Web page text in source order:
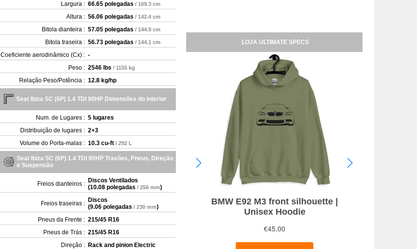
Largura : 66.65 polegadas / 169.3 cm
Altura : 56.06 polegadas / 142.4 cm
Bitola dianteira : 57.05 polegadas / 144.9 cm
Bitola traseira : 56.73 polegadas / 144.1 cm
Coeficiente aerodinâmico (Cx) : -
Peso : 2546 lbs / 1155 kg
Relação Peso/Potência : 12.8 kg/hp
Seat Ibiza SC (6P) 1.4 TDI 90HP Dimensões do interior
Num. de Lugares : 5 lugares
Distribuição de lugares : 2+3
Volume do Porta-malas : 10.3 cu-ft / 292 L
Seat Ibiza SC (6P) 1.4 TDI 90HP Travões, Pneus, Direção
e Suspensão
Freios dianteiros : Discos Ventilados
(10.08 polegadas / 256 mm)
Freios traseiras : Discos
(9.06 polegadas / 230 mm)
Pneus da Frente : 215/45 R16
Pneus de Trás : 215/45 R16
Direção : Rack and pinion Electric
LOJA ULTIMATE SPECS